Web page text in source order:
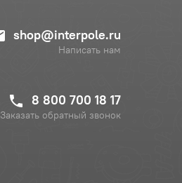
shop@interpole.ru
Написать нам
8 800 700 18 17
Заказать обратный звонок